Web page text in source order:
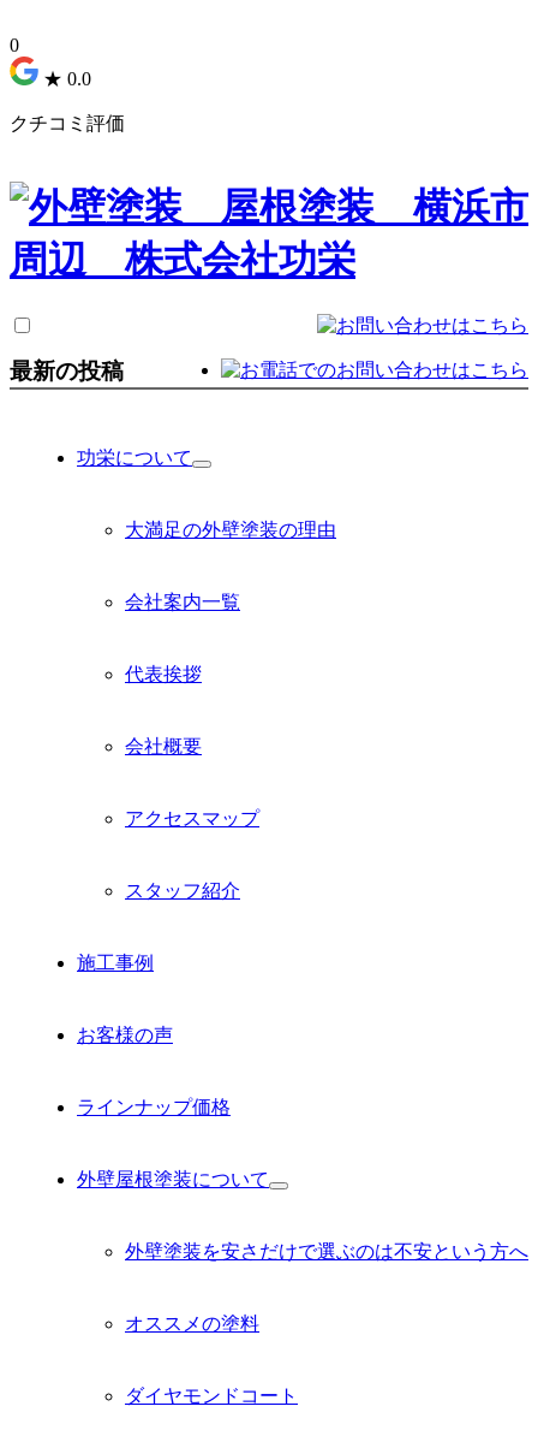
0
★ 0.0
クチコミ評価
功栄について
サ
ニ
を
大満足の外壁塗装の理由
会社案内一覧
代表挨拶
会社概要
アクセスマップ
スタッフ紹介
施工事例
お客様の声
ラインナップ価格
外壁屋根塗装について
サ
ニ
外壁塗装を安さだけで選ぶのは不安という方へ
オススメの塗料
ダイヤモンドコート
最新の投稿